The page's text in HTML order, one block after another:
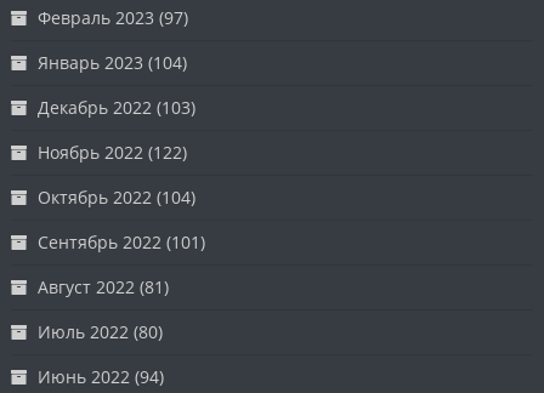
Февраль 2023 (97)
Январь 2023 (104)
Декабрь 2022 (103)
Ноябрь 2022 (122)
Октябрь 2022 (104)
Сентябрь 2022 (101)
Август 2022 (81)
Июль 2022 (80)
Июнь 2022 (94)